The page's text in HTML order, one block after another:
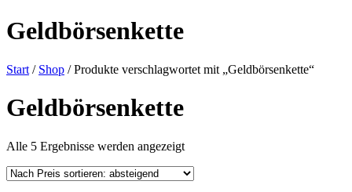
Geldbörsenkette
Start / Shop / Produkte verschlagwortet mit „Geldbörsenkette“
Geldbörsenkette
Alle 5 Ergebnisse werden angezeigtNach
sortiert: